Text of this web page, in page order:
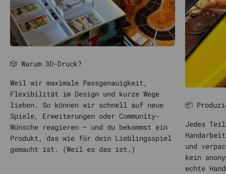
🎲 Warum 3D-Druck?
Weil wir maximale Passgenauigkeit,
Flexibilität im Design und kurze Wege
lieben. So können wir schnell auf neue
Spiele, Erweiterungen oder Community-
Wünsche reagieren – und du bekommst ein
Produkt, das wie für dein Lieblingsspiel
gemacht ist. (Weil es das ist.)
📦
Jedes
und
kein
echte